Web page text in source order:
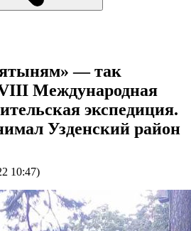
— так
Международная
экспедиция.
Узденский район
10:47)